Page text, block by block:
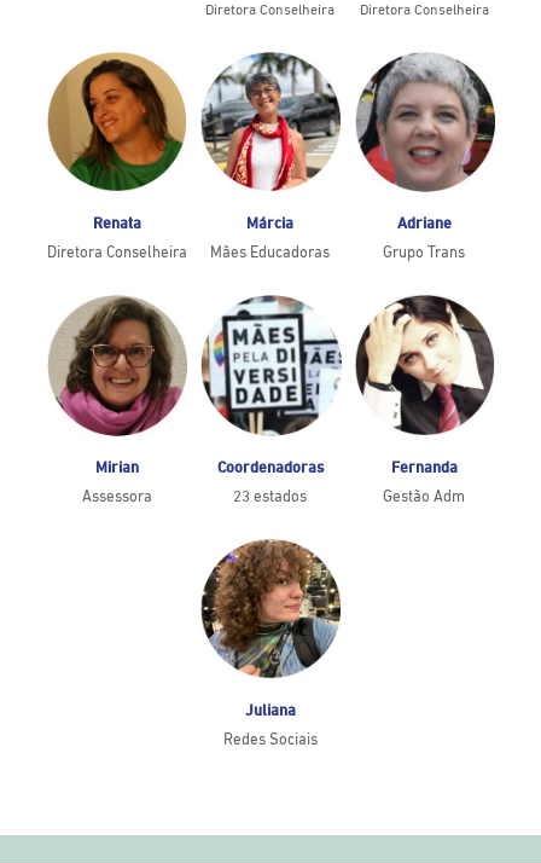
Diretora Conselheira Diretora Conselheira
Renata
Diretora Conselheira
Márcia
Mães Educadoras
Adriane
Grupo Trans
Mirian
Assessora
Coordenadoras
23 estados
Fernanda
Gestão Adm
Juliana
Redes Sociais